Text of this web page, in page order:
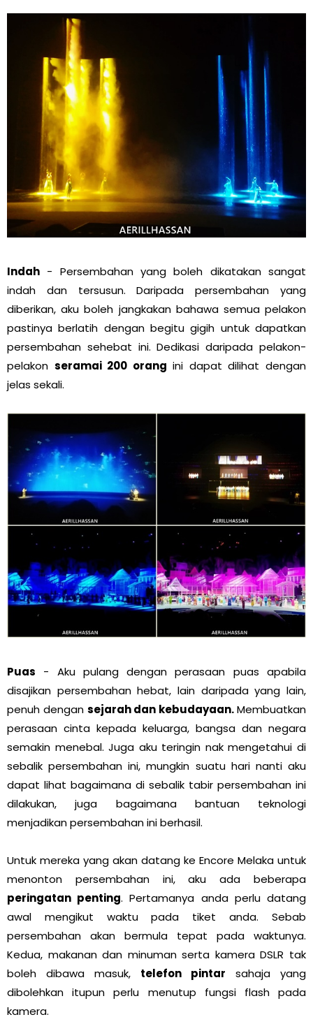
Indah - Persembahan yang boleh dikatakan sangat
indah dan tersusun. Daripada persembahan yang
diberikan, aku boleh jangkakan bahawa semua pelakon
pastinya berlatih dengan begitu gigih untuk dapatkan
persembahan sehebat ini. Dedikasi daripada pelakon-
pelakon seramai 200 orang ini dapat dilihat dengan
jelas sekali.
Puas - Aku pulang dengan perasaan puas apabila
disajikan persembahan hebat, lain daripada yang lain,
penuh dengan sejarah dan kebudayaan.Membuatkan
perasaan cinta kepada keluarga, bangsa dan negara
semakin menebal. Juga aku teringin nak mengetahui di
sebalik persembahan ini, mungkin suatu hari nanti aku
dapat lihat bagaimana di sebalik tabir persembahan ini
dilakukan, juga bagaimana bantuan teknologi
menjadikan persembahan ini berhasil.
Untuk mereka yang akan datang ke Encore Melaka untuk
menonton persembahan ini, aku ada beberapa
peringatan penting. Pertamanya anda perlu datang
awal mengikut waktu pada tiket anda. Sebab
persembahan akan bermula tepat pada waktunya.
Kedua, makanan dan minuman serta kamera DSLR tak
boleh dibawa masuk, telefon pintar sahaja yang
dibolehkan itupun perlu menutup fungsi flash pada
kamera.